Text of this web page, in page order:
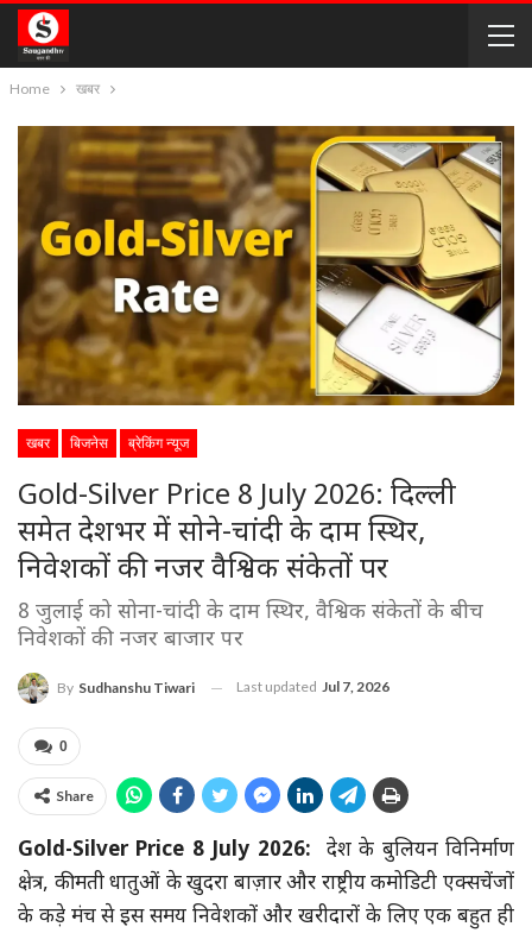
Home खबर
खबर बिजनेस ब्रेकिंग न्यूज
Gold-Silver Price 8 July 2026: दिल्ली
समेत देशभर में सोने-चांदी के दाम स्थिर,
निवेशकों की नजर वैश्विक संकेतों पर
8 जुलाई को सोना-चांदी के दाम स्थिर, वैश्विक संकेतों के बीच
निवेशकों की नजर बाजार पर
By Sudhanshu Tiwari Last updated Jul 7, 2026
0
Share
Gold-Silver Price 8 July 2026:
देश के बुलियन विनिर्माण
क्षेत्र, कीमती धातुओं के खुदरा बाज़ार और राष्ट्रीय कमोडिटी एक्सचेंजों
के कड़े मंच से इस समय निवेशकों और खरीदारों के लिए एक बहुत ही